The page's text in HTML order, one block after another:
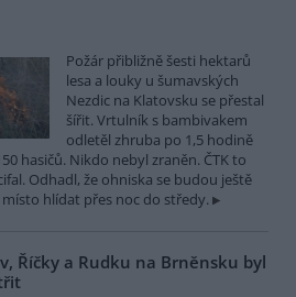
Požár přibližně šesti hektarů
lesa a louky u šumavských
Nezdic na Klatovsku se přestal
šířit. Vrtulník s bambivakem
odletěl zhruba po 1,5 hodině
hasičů. Nikdo nebyl zraněn. ČTK to
Odhadl, že ohniska se budou ještě
hlídat přes noc do středy.
Říčky a Rudku na Brněnsku byl